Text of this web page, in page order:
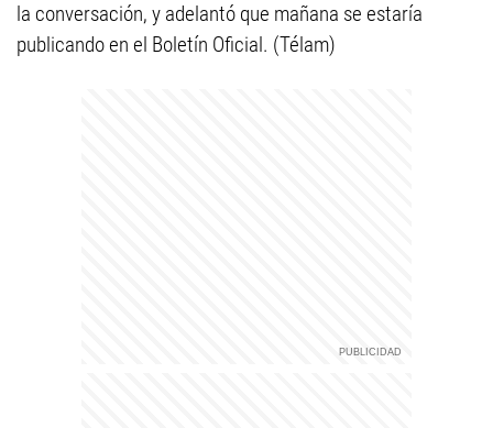
la conversación, y adelantó que mañana se estaría
publicando en el Boletín Oficial. (Télam)